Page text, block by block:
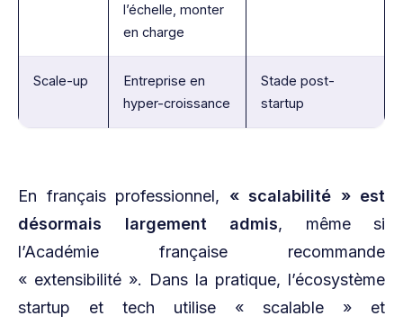
l’échelle, monter
en charge
Scale-up
Entreprise en
hyper-croissance
Stade post-
startup
En français professionnel, « scalabilité » est
désormais largement admis, même si
l’Académie française recommande
« extensibilité ». Dans la pratique, l’écosystème
startup et tech utilise « scalable » et